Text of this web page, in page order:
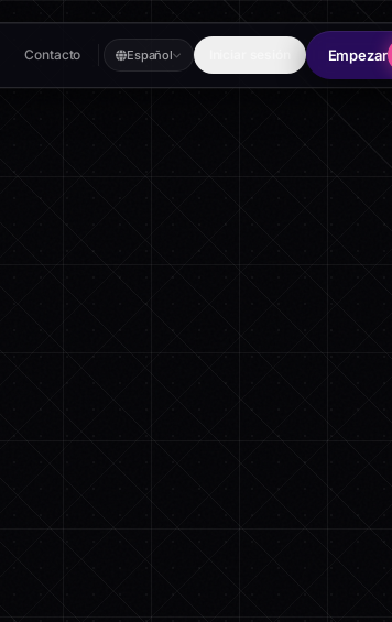
Contacto Español Empezar